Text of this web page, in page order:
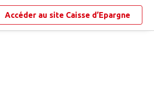
Accéder au site Caisse d’Epargne